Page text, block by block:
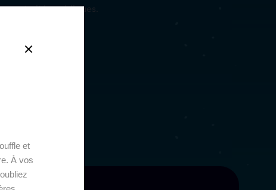
autorités publiques.
et
À vos